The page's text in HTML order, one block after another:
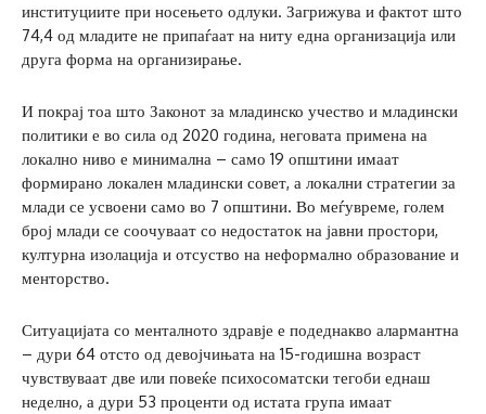
институциите при носењето одлуки. Загрижува и фактот што
74,4 од младите не припаѓаат на ниту една организација или
друга форма на организирање.
И покрај тоа што Законот за младинско учество и младински
политики е во сила од 2020 година, неговата примена на
локално ниво е минимална – само 19 општини имаат
формирано локален младински совет, а локални стратегии за
млади се усвоени само во 7 општини. Во меѓувреме, голем
број млади се соочуваат со недостаток на јавни простори,
културна изолација и отсуство на неформално образование и
менторство.
Ситуацијата со менталното здравје е подеднакво алармантна
– дури 64 отсто од девојчињата на 15-годишна возраст
чувствуваат две или повеќе психосоматски тегоби еднаш
неделно, а дури 53 проценти од истата група имаат